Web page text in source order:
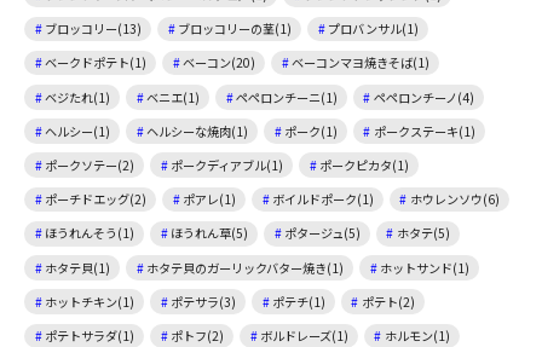
ブロッコリー(13)
ブロッコリーの茎(1)
プロバンサル(1)
ベークドポテト(1)
ベーコン(20)
ベーコンマヨ焼きそば(1)
ベジたれ(1)
ベニエ(1) ペペロンチーニ(1)
ペペロンチーノ(4)
ヘルシー(1)
ヘルシーな焼肉(1) ポーク(1)
ポークステーキ(1)
ポークソテー(2)
ポークディアブル(1)
ポークピカタ(1)
ポーチドエッグ(2)
ポアレ(1) ボイルドポーク(1)
ホウレンソウ(6)
ほうれんそう(1)
ほうれん草(5) ポタージュ(5)
ホタテ(5)
ホタテ貝(1)
ホタテ貝のガーリックバター焼き(1)
ホットサンド(1)
ホットチキン(1)
ポテサラ(3) ポテチ(1)
ポテト(2)
ポテトサラダ(1)
ポトフ(2) ボルドレーズ(1)
ホルモン(1)